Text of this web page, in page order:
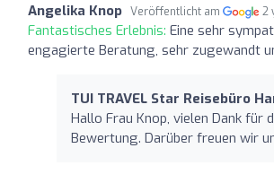
Angelika Knop Veröffentlicht am 2
Fantastisches Erlebnis: Eine sehr
engagierte Beratung, sehr zugewandt
TUI TRAVEL Star Reisebüro
Hallo Frau Knop, vielen Dank für
Bewertung. Darüber freuen wir